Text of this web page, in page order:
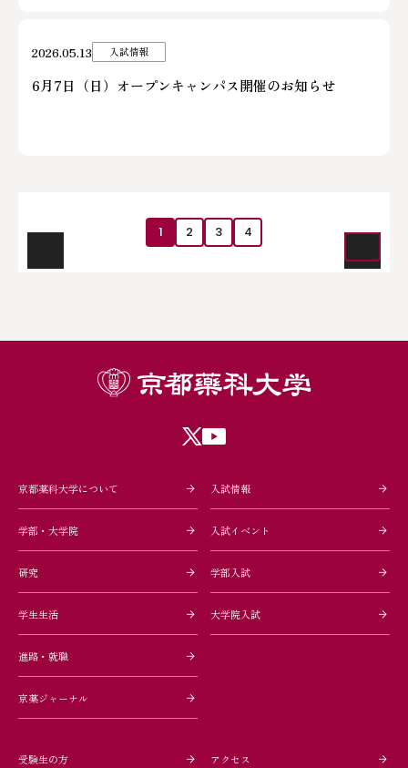
2026.05.13 入試情報
6月7日（日）オープンキャンパス開催のお知らせ
1 2 3 4
京都薬科大学について
学部・大学院
研究
学生生活
進路・就職
京薬ジャーナル
入試情報
入試イベント
学部入試
大学院入試
受験生の方 アクセス